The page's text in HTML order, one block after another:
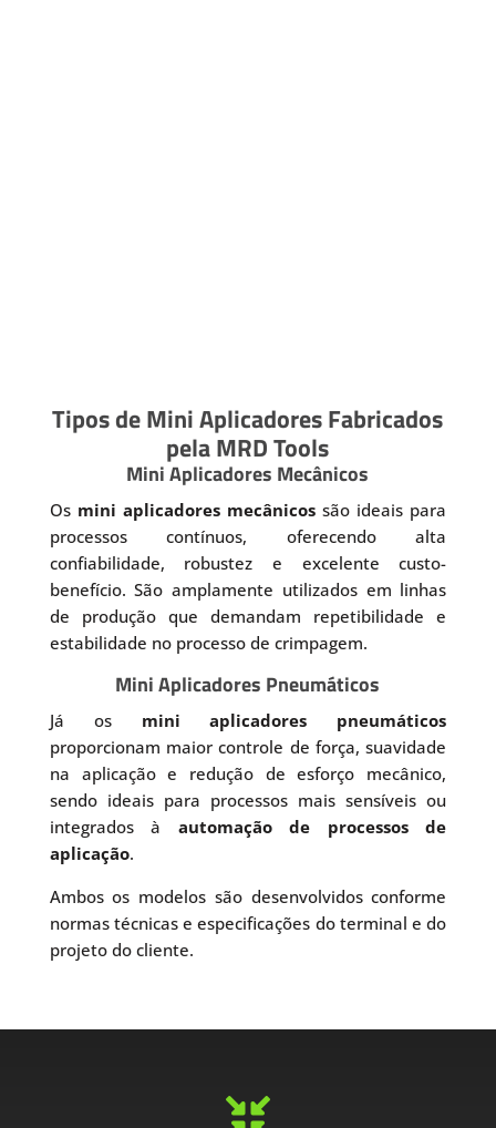
Tipos de Mini Aplicadores Fabricados
pela MRD Tools
Mini Aplicadores Mecânicos
Os mini aplicadores mecânicos são ideais para
processos contínuos, oferecendo alta
confiabilidade, robustez e excelente custo-
benefício. São amplamente utilizados em linhas
de produção que demandam repetibilidade e
estabilidade no processo de crimpagem.
Mini Aplicadores Pneumáticos
Já os mini aplicadores pneumáticos
proporcionam maior controle de força, suavidade
na aplicação e redução de esforço mecânico,
sendo ideais para processos mais sensíveis ou
integrados à automação de processos de
aplicação.
Ambos os modelos são desenvolvidos conforme
normas técnicas e especificações do terminal e do
projeto do cliente.
